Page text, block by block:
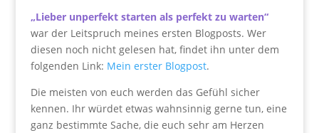
„Lieber unperfekt starten als perfekt zu warten“
war der Leitspruch meines ersten Blogposts. Wer
diesen noch nicht gelesen hat, findet ihn unter dem
folgenden Link: Mein erster Blogpost.
Die meisten von euch werden das Gefühl sicher
kennen. Ihr würdet etwas wahnsinnig gerne tun, eine
ganz bestimmte Sache, die euch sehr am Herzen